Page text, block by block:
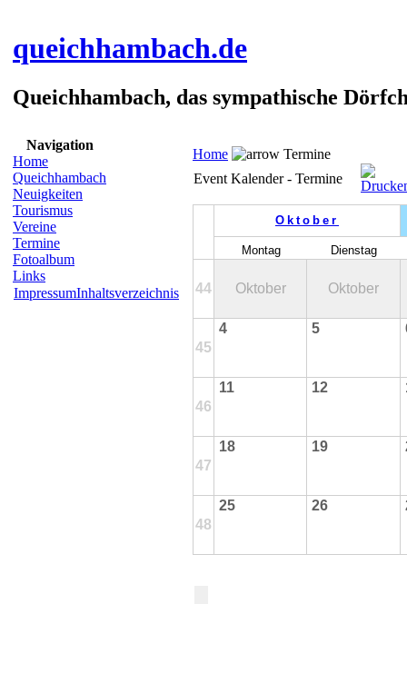
queichhambach.de
Queichhambach, das sympathische
Navigation
Home
Queichhambach
Neuigkeiten
Tourismus
Vereine
Termine
Fotoalbum
Links
ImpressumInhaltsverzeichnis
Home
Termine
Event Kalender - Termine
Oktober
Montag Dienstag
44 Oktober Oktober
45
4 5
46
11 12
47
18 19
48
25 26